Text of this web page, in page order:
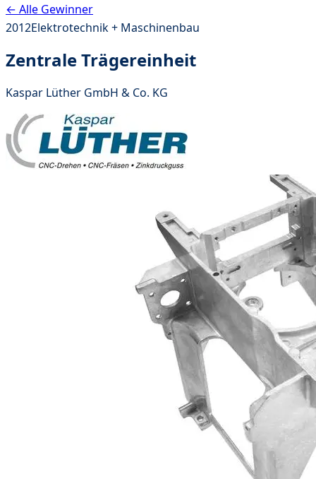
← Alle Gewinner
2012Elektrotechnik + Maschinenbau
Zentrale Trägereinheit
Kaspar Lüther GmbH & Co. KG